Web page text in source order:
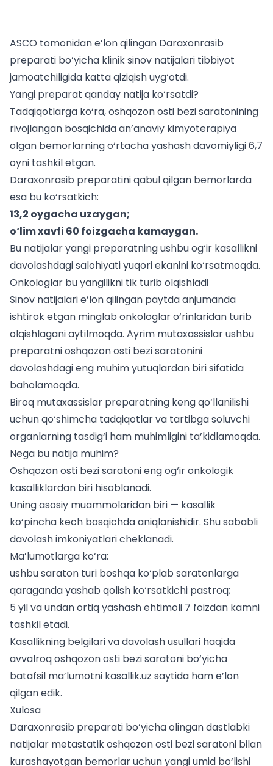
ASCO tomonidan e’lon qilingan Daraxonrasib
preparati bo‘yicha klinik sinov natijalari tibbiyot
jamoatchiligida katta qiziqish uyg‘otdi.
Yangi preparat qanday natija ko‘rsatdi?
Tadqiqotlarga ko‘ra, oshqozon osti bezi saratonining
rivojlangan bosqichida an’anaviy kimyoterapiya
olgan bemorlarning o‘rtacha yashash davomiyligi 6,7
oyni tashkil etgan.
Daraxonrasib preparatini qabul qilgan bemorlarda
esa bu ko‘rsatkich:
13,2 oygacha uzaygan;
o‘lim xavfi 60 foizgacha kamaygan.
Bu natijalar yangi preparatning ushbu og‘ir kasallikni
davolashdagi salohiyati yuqori ekanini ko‘rsatmoqda.
Onkologlar bu yangilikni tik turib olqishladi
Sinov natijalari e’lon qilingan paytda anjumanda
ishtirok etgan minglab onkologlar o‘rinlaridan turib
olqishlagani aytilmoqda. Ayrim mutaxassislar ushbu
preparatni oshqozon osti bezi saratonini
davolashdagi eng muhim yutuqlardan biri sifatida
baholamoqda.
Biroq mutaxassislar preparatning keng qo‘llanilishi
uchun qo‘shimcha tadqiqotlar va tartibga soluvchi
organlarning tasdig‘i ham muhimligini ta’kidlamoqda.
Nega bu natija muhim?
Oshqozon osti bezi saratoni eng og‘ir onkologik
kasalliklardan biri hisoblanadi.
Uning asosiy muammolaridan biri — kasallik
ko‘pincha kech bosqichda aniqlanishidir. Shu sababli
davolash imkoniyatlari cheklanadi.
Ma’lumotlarga ko‘ra:
ushbu saraton turi boshqa ko‘plab saratonlarga
qaraganda yashab qolish ko‘rsatkichi pastroq;
5 yil va undan ortiq yashash ehtimoli 7 foizdan kamni
tashkil etadi.
Kasallikning belgilari va davolash usullari haqida
avvalroqoshqozon osti bezi saratoni bo‘yicha
batafsil ma’lumotni kasallik.uz saytida ham e’lon
qilgan edik.
Xulosa
Daraxonrasib preparati bo‘yicha olingan dastlabki
natijalar metastatik oshqozon osti bezi saratoni bilan
kurashayotgan bemorlar uchun yangi umid bo‘lishi